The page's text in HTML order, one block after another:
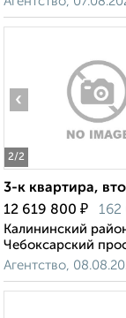
2/2
‹
3-к квартира,
12 619 800 ₽ 162
Калининский
Чебоксарский
Агентство,